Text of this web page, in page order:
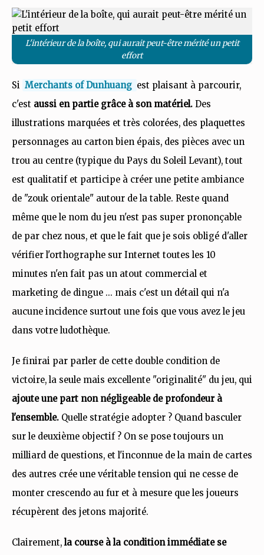
L'intérieur de la boîte, qui aurait peut-être mérité un petit
effort
Si Merchants of Dunhuang est plaisant à parcourir,
c'est aussi en partie grâce à son matériel. Des
illustrations marquées et très colorées, des plaquettes
personnages au carton bien épais, des pièces avec un
trou au centre (typique du Pays du Soleil Levant), tout
est qualitatif et participe à créer une petite ambiance
de "zouk orientale" autour de la table. Reste quand
même que le nom du jeu n'est pas super prononçable
de par chez nous, et que le fait que je sois obligé d'aller
vérifier l'orthographe sur Internet toutes les 10
minutes n'en fait pas un atout commercial et
marketing de dingue … mais c'est un détail qui n'a
aucune incidence surtout une fois que vous avez le jeu
dans votre ludothèque.
Je finirai par parler de cette double condition de
victoire, la seule mais excellente "originalité" du jeu, qui
ajoute une part non négligeable de profondeur à
l'ensemble. Quelle stratégie adopter ? Quand basculer
sur le deuxième objectif ? On se pose toujours un
milliard de questions, et l'inconnue de la main de cartes
des autres crée une véritable tension qui ne cesse de
monter crescendo au fur et à mesure que les joueurs
récupèrent des jetons majorité.
Clairement,la course à la condition immédiate se